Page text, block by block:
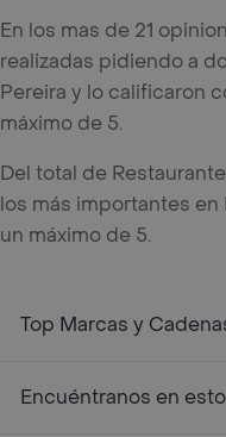
En los mas de 21
realizadas pidiendo a
Pereira y lo calificaron
máximo de 5.
Del total de
los más importantes
un máximo de 5.
Top Marcas y
Encuéntranos en